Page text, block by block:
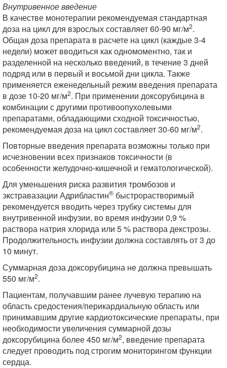
Внутривенное введение
В качестве монотерапии рекомендуемая стандартная
доза на цикл для взрослых составляет 60-90 мг/м2.
Общая доза препарата в расчете на цикл (каждые 3-4
недели) может вводиться как одномоментно, так и
разделенной на несколько введений, в течение 3 дней
подряд или в первый и восьмой дни цикла. Также
применяется еженедельный режим введения препарата
в дозе 10-20 мг/м2. При применении доксорубицина в
комбинации с другими противоопухолевыми
препаратами, обладающими сходной токсичностью,
рекомендуемая доза на цикл составляет 30-60 мг/м2.
Повторные введения препарата возможны только при
исчезновении всех признаков токсичности (в
особенности желудочно-кишечной и гематологической).
Для уменьшения риска развития тромбозов и
экстравазации Адрибластин® быстрорастворимый
рекомендуется вводить через трубку системы для
внутривенной инфузии, во время инфузии 0,9 %
раствора натрия хлорида или 5 % раствора декстрозы.
Продолжительность инфузии должна составлять от 3 до
10 минут.
Суммарная доза доксорубицина не должна превышать
550 мг/м2.
Пациентам, получавшим ранее лучевую терапию на
область средостения/перикардиальную область или
принимавшим другие кардиотоксические препараты, при
необходимости увеличения суммарной дозы
доксорубицина более 450 мг/м2, введение препарата
следует проводить под строгим мониторингом функции
сердца.